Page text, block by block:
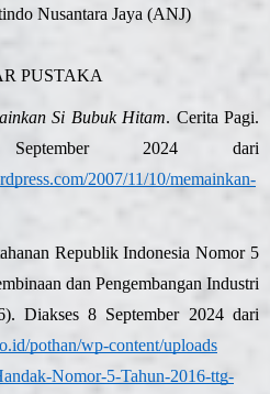
Nusantara Jaya (ANJ)
PUSTAKA
Si Bubuk Hitam. Cerita Pagi.
2024 dari
2007/11/10/memainkan-
Republik Indonesia Nomor 5
dan Pengembangan Industri
Diakses 8 September 2024 dari
pothan/wp-content/uploads
Nomor-5-Tahun-2016-ttg-